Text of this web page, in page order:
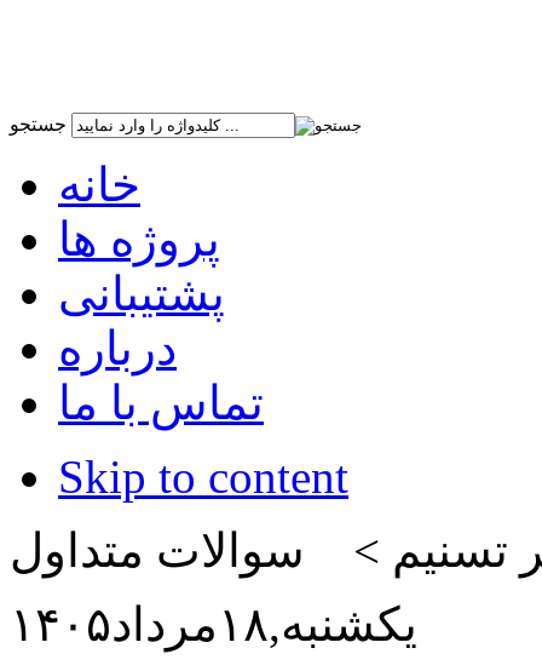
خانه
پروژه ها
پشتیبانی
درباره
تماس با ما
Skip to content
تسنیم >
سوالات متداول
يكشنبه,۱۸مرداد۱۴۰۵